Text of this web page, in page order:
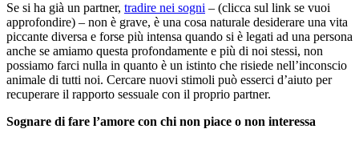
Se si ha già un partner, tradire nei sogni – (clicca sul link se vuoi
approfondire) – non è grave, è una cosa naturale desiderare una vita
piccante diversa e forse più intensa quando si è legati ad una persona
anche se amiamo questa profondamente e più di noi stessi, non
possiamo farci nulla in quanto è un istinto che risiede nell’inconscio
animale di tutti noi. Cercare nuovi stimoli può esserci d’aiuto per
recuperare il rapporto sessuale con il proprio partner.
Sognare di fare l’amore con chi non piace o non interessa